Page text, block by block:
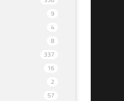
9
4
8
337
16
2
57